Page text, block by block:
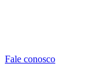
Fale conosco